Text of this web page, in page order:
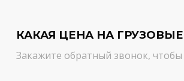
КАКАЯ ЦЕНА НА
Закажите обратный звонок,